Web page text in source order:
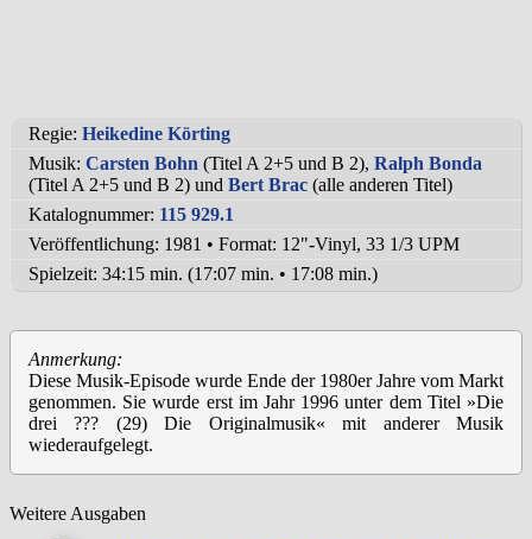
Regie: Heikedine Körting
Musik: Carsten Bohn (Titel A 2+5 und B 2), Ralph Bonda
(Titel A 2+5 und B 2) und Bert Brac (alle anderen Titel)
Katalognummer: 115 929.1
Veröffentlichung: 1981 • Format: 12"-Vinyl, 33 1/3 UPM
Spielzeit: 34:15 min. (17:07 min. • 17:08 min.)
Anmerkung:
Diese Musik-Episode wurde Ende der 1980er Jahre vom Markt
genommen. Sie wurde erst im Jahr 1996 unter dem Titel »Die
drei ??? (29) Die Originalmusik« mit anderer Musik
wiederaufgelegt.
Weitere Ausgaben